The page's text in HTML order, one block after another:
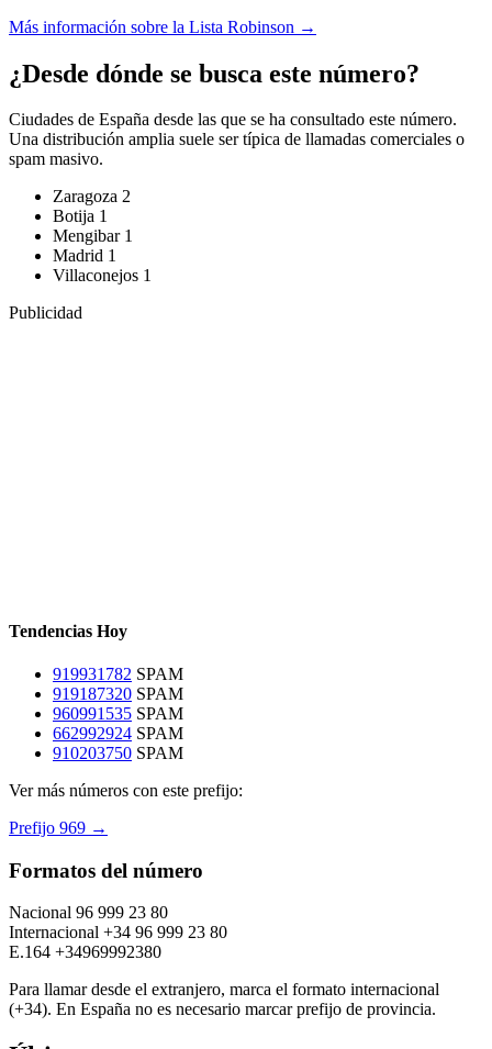
Más información sobre la Lista Robinson →
¿Desde dónde se busca este número?
Ciudades de España desde las que se ha consultado este número.
Una distribución amplia suele ser típica de llamadas comerciales o
spam masivo.
Zaragoza 2
Botija 1
Mengibar 1
Madrid 1
Villaconejos 1
Publicidad
Tendencias Hoy
919931782 SPAM
919187320 SPAM
960991535 SPAM
662992924 SPAM
910203750 SPAM
Ver más números con este prefijo:
Prefijo 969 →
Formatos del número
Nacional 96 999 23 80
Internacional +34 96 999 23 80
E.164 +34969992380
Para llamar desde el extranjero, marca el formato internacional
(+34). En España no es necesario marcar prefijo de provincia.